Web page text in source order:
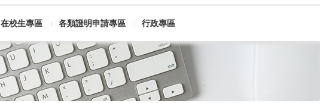
在校生專區 各類證明申請專區 行政專區